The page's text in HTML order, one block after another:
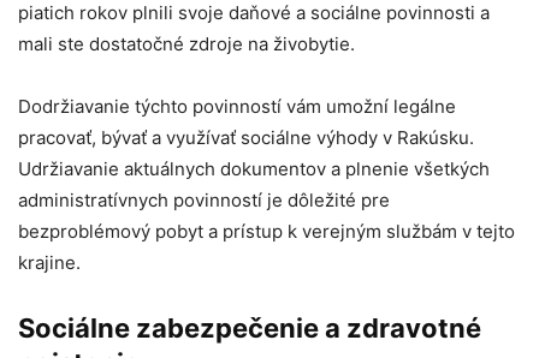
piatich rokov plnili svoje daňové a sociálne povinnosti a
mali ste dostatočné zdroje na živobytie.
Dodržiavanie týchto povinností vám umožní legálne
pracovať, bývať a využívať sociálne výhody v Rakúsku.
Udržiavanie aktuálnych dokumentov a plnenie všetkých
administratívnych povinností je dôležité pre
bezproblémový pobyt a prístup k verejným službám v tejto
krajine.
Sociálne zabezpečenie a zdravotné